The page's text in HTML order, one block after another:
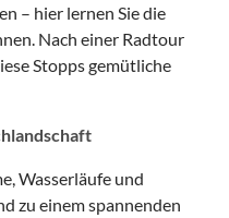
– hier lernen Sie die
Nach einer Radtour
Stopps gemütliche
Wasserläufe und
zu einem spannenden